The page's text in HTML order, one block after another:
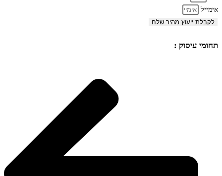
אימייל
לקבלת ייעוץ מהיר שלח
תחומי עיסוק :